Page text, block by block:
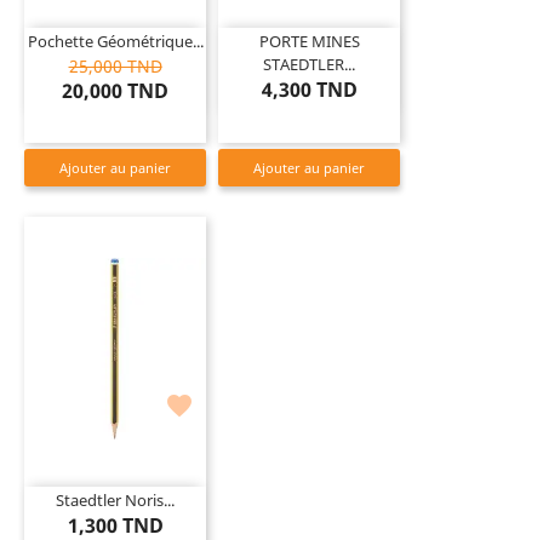
Pochette Géométrique...
25,000 TND
20,000 TND
Ajouter au panier
PORTE MINES
STAEDTLER...
4,300 TND
Ajouter au panier

Staedtler Noris...
1,300 TND